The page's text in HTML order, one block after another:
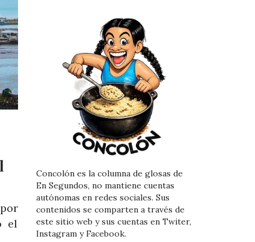
el
Concolón es la columna de glosas de
En Segundos, no mantiene cuentas
autónomas en redes sociales. Sus
contenidos se comparten a través de
este sitio web y sus cuentas en Twiter,
Instagram y Facebook.